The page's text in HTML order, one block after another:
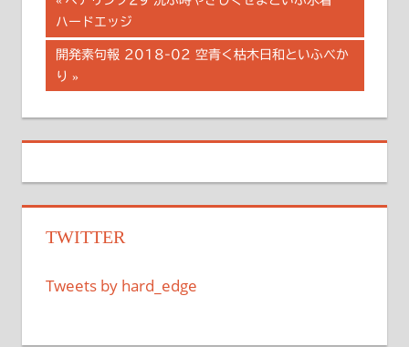
稿
ナ
ゲ
ー
シ
ョ
ン
の
記
事:
ハードエッジ
次
の
事:
開発素句報 2018-02 空青く枯木日和といふべか
り
TWITTER
Tweets by hard_edge